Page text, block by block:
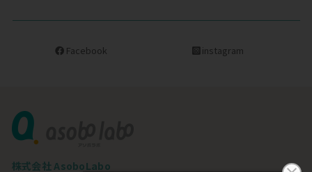
Facebook instagram
株式会社 AsoboLabo